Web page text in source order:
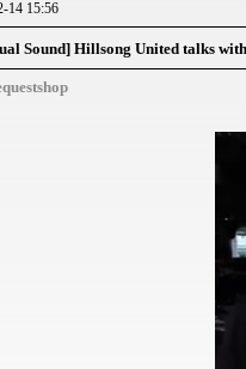
14 15:56
Sound] Hillsong United talks